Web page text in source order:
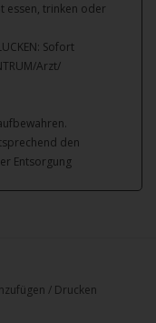
essen, trinken oder
Sofort
Arzt/
den
Entsorgung
/ Drucken